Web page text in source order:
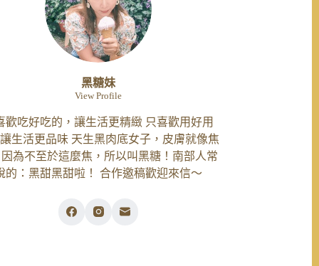
黑糖妹
View Profile
歡吃好吃的，讓生活更精緻 只喜歡用好用
生活更品味 天生黑肉底女子，皮膚就像焦
為不至於這麼焦，所以叫黑糖！南部人常
的：黑甜黑甜啦！ 合作邀稿歡迎來信～